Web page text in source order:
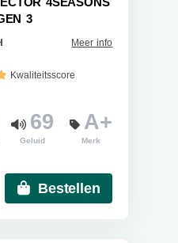
3
Meer info
Kwaliteitsscore
69
Geluid
A+
Merk
Bestellen